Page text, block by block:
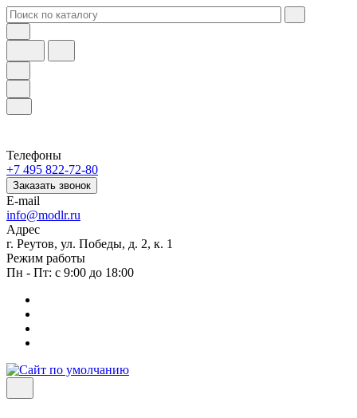
Телефоны
+7 495 822-72-80
Заказать звонок
E-mail
info@modlr.ru
Адрес
г. Реутов, ул. Победы, д. 2, к. 1
Режим работы
Пн - Пт: с 9:00 до 18:00